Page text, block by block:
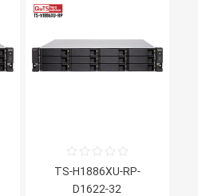
TS-H1886XU-RP-
D1622-32